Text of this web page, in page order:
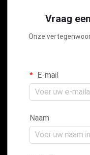
Vraag
Onze
E-mail
Naam